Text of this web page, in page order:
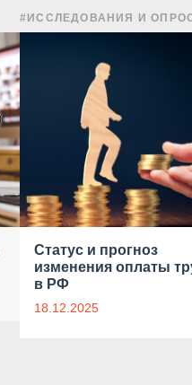
#ИССЛЕДОВАНИЯ И
Статус и прогноз
изменения оплаты
в РФ
18.12.2025